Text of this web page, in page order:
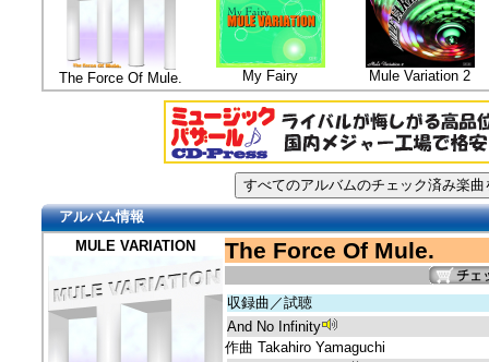
The Force Of Mule. My Fairy Mule Variation 2
アルバム情報
MULE VARIATION
The Force Of Mule.
収録曲／試聴
And No Infinity
作曲 Takahiro Yamaguchi